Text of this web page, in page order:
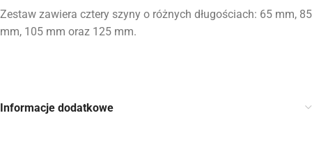
Zestaw zawiera cztery szyny o różnych długościach: 65 mm, 85
mm, 105 mm oraz 125 mm.
Informacje dodatkowe